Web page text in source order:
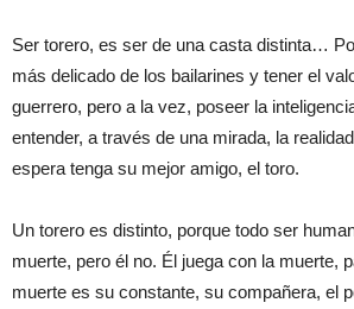
Ser torero, es ser de una casta distinta…
más delicado de los bailarines y tener el
guerrero, pero a la vez, poseer la
entender, a través de una mirada, la
espera tenga su mejor amigo, el toro.
Un torero es distinto, porque todo ser
muerte, pero él no. Él juega con la muerte,
muerte es su constante, su compañera, el